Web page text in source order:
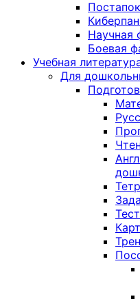
Научная
Боевая
Учебная
Для